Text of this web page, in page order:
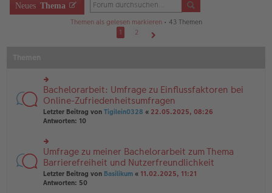
Neues Thema
Themen als gelesen markieren• 43 Themen
1
2
rs
te
r
u
n
el
es
e
n
er
Bachelorarbeit: Umfrage zu Einflussfaktoren bei
Online-Zufriedenheitsumfragen
Letzter Beitrag von Tigilein0328 « 22.05.2025, 08:26
Antworten: 10
rs
te
r
u
n
Umfrage zu meiner Bachelorarbeit zum Thema
Barrierefreiheit und Nutzerfreundlichkeit
Letzter Beitrag von Basilikum « 11.02.2025, 11:21
Antworten: 50